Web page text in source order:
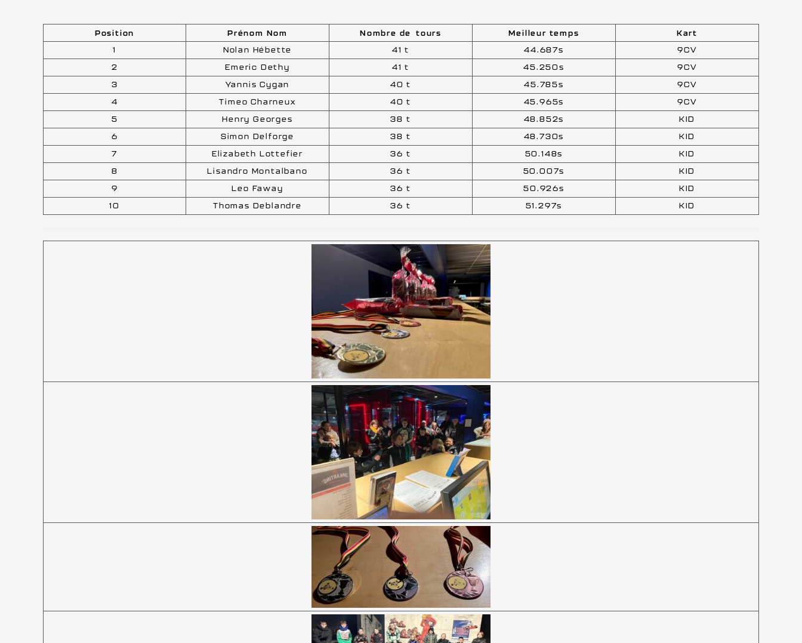
Position Prénom Nom Nombre de tours Meilleur temps Kart
1 Nolan Hébette 41 t 44.687s 9CV
2 Emeric Dethy 41 t 45.250s 9CV
3 Yannis Cygan 40 t 45.785s 9CV
4 Timeo Charneux 40 t 45.965s 9CV
5 Henry Georges 38 t 48.852s KID
6 Simon Delforge 38 t 48.730s KID
7 Elizabeth Lottefier 36 t 50.148s KID
8 Lisandro Montalbano 36 t 50.007s KID
9 Leo Faway 36 t 50.926s KID
10 Thomas Deblandre 36 t 51.297s KID